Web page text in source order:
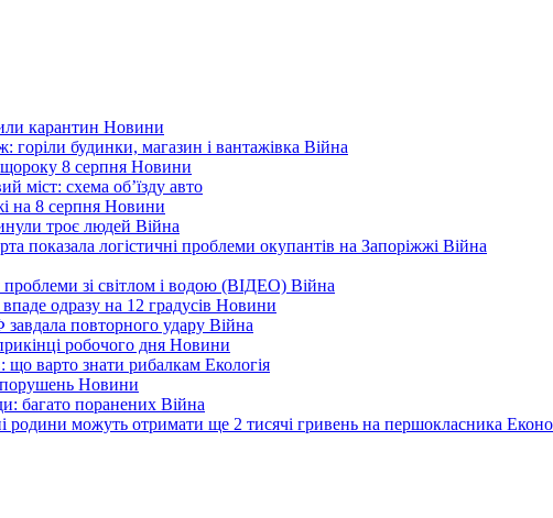
карантин Новини
горіли будинки, магазин і вантажівка Війна
щороку 8 серпня Новини
міст: схема об’їзду авто
на 8 серпня Новини
троє людей Війна
показала логістичні проблеми окупантів на Запоріжжі Війна
проблеми зі світлом і водою (ВІДЕО) Війна
одразу на 12 градусів Новини
повторного удару Війна
робочого дня Новини
що варто знати рибалкам Екологія
Новини
багато поранених Війна
родини можуть отримати ще 2 тисячі гривень на першокласника